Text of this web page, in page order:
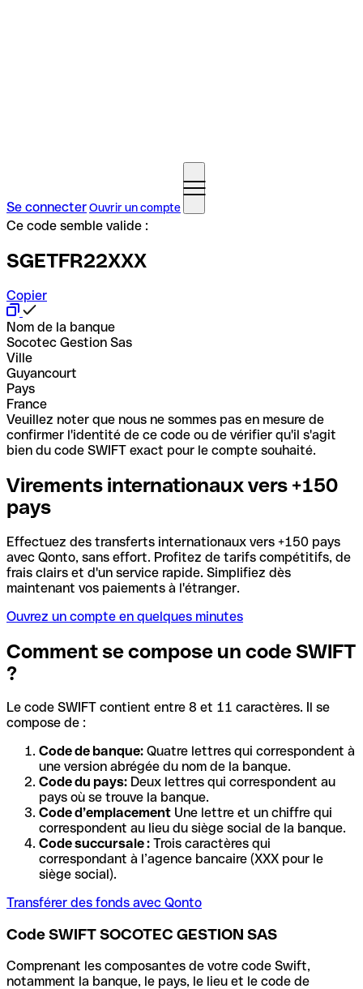
Se connecterOuvrir un compte
Ce code semble valide :
SGETFR22XXX
Copier
Nom de la banque
Socotec Gestion Sas
Ville
Guyancourt
Pays
France
Veuillez noter que nous ne sommes pas en mesure de
confirmer l'identité de ce code ou de vérifier qu'il s'agit
bien du code SWIFT exact pour le compte souhaité.
Virements internationaux vers +150
pays
Effectuez des transferts internationaux vers +150 pays
avec Qonto, sans effort. Profitez de tarifs compétitifs, de
frais clairs et d'un service rapide. Simplifiez dès
maintenant vos paiements à l'étranger.
Ouvrez un compte en quelques minutes
Comment se compose un code SWIFT
?
Le code SWIFT contient entre 8 et 11 caractères. Il se
compose de :
Code de banque: Quatre lettres qui correspondent à
une version abrégée du nom de la banque.
Code du pays: Deux lettres qui correspondent au
pays où se trouve la banque.
Code d’emplacement Une lettre et un chiffre qui
correspondent au lieu du siège social de la banque.
Code succursale : Trois caractères qui
correspondant à l’agence bancaire (XXX pour le
siège social).
Transférer des fonds avec Qonto
Code SWIFT SOCOTEC GESTION SAS
Comprenant les composantes de votre code Swift,
notamment la banque, le pays, le lieu et le code de